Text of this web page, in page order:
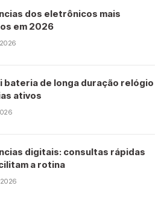
dos eletrônicos mais
em 2026
bateria de longa duração relógio
ativos
digitais: consultas rápidas
a rotina